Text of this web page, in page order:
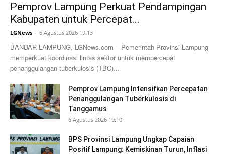
Pemprov Lampung Perkuat Pendampingan
Kabupaten untuk Percepat...
LGNews - 6 Agustus 2026 19:13
BANDAR LAMPUNG, LGNews.com – Pemerintah Provinsi Lampung
memperkuat koordinasi lintas sektor untuk mempercepat
penanggulangan tuberkulosis (TBC)...
Pemprov Lampung Intensifkan Percepatan
Penanggulangan Tuberkulosis di
Tanggamus
6 Agustus 2026 19:10
BPS Provinsi Lampung Ungkap Capaian
Positif Lampung: Kemiskinan Turun, Inflasi